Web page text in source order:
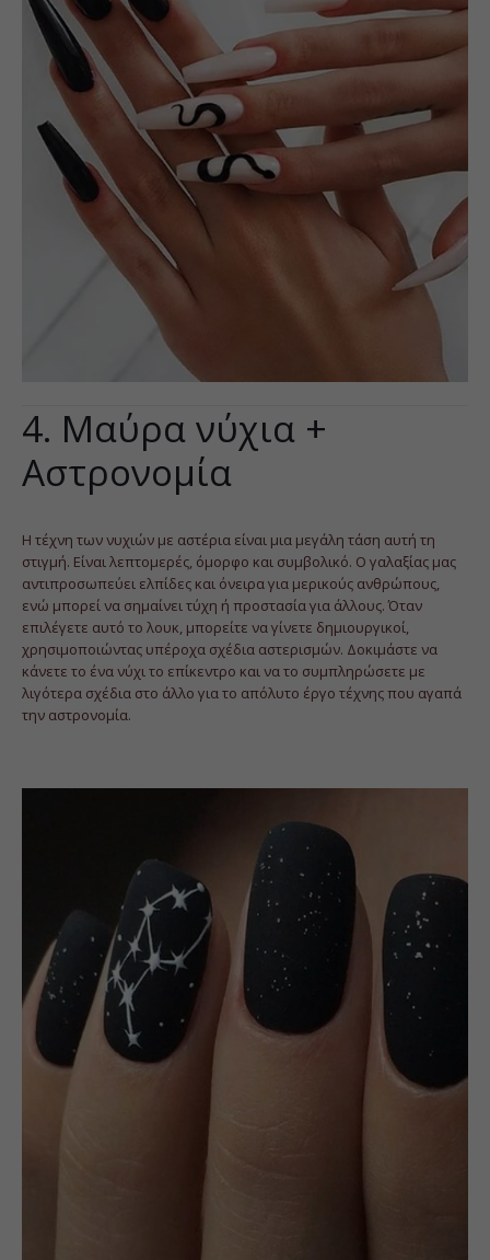
4. Μαύρα νύχια +
Αστρονομία
Η τέχνη των νυχιών με αστέρια είναι μια μεγάλη τάση αυτή τη
στιγμή. Είναι λεπτομερές, όμορφο και συμβολικό. Ο γαλαξίας μας
αντιπροσωπεύει ελπίδες και όνειρα για μερικούς ανθρώπους,
ενώ μπορεί να σημαίνει τύχη ή προστασία για άλλους. Όταν
επιλέγετε αυτό το λουκ, μπορείτε να γίνετε δημιουργικοί,
χρησιμοποιώντας υπέροχα σχέδια αστερισμών. Δοκιμάστε να
κάνετε το ένα νύχι το επίκεντρο και να το συμπληρώσετε με
λιγότερα σχέδια στο άλλο για το απόλυτο έργο τέχνης που αγαπά
την αστρονομία.